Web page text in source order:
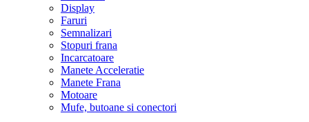
Display
Faruri
Semnalizari
Stopuri frana
Incarcatoare
Manete Acceleratie
Manete Frana
Motoare
Mufe, butoane si conectori